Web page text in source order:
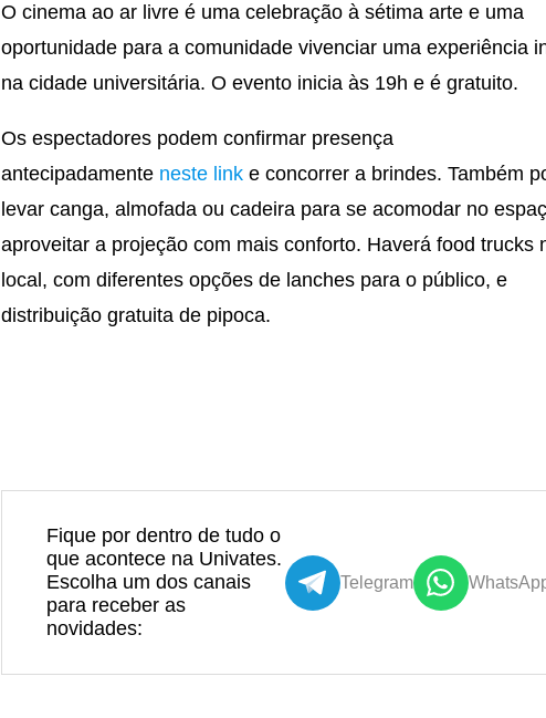
O cinema ao ar livre é uma celebração à sétima arte e uma
oportunidade para a comunidade vivenciar uma experiência
na cidade universitária. O evento inicia às 19h e é gratuito.
Os espectadores podem confirmar presença
antecipadamente neste link e concorrer a brindes. Também
levar canga, almofada ou cadeira para se acomodar no
aproveitar a projeção com mais conforto. Haverá food trucks
local, com diferentes opções de lanches para o público, e
distribuição gratuita de pipoca.
Fique por dentro de tudo o
que acontece na Univates.
Escolha um dos canais
para receber as
novidades:
Telegram